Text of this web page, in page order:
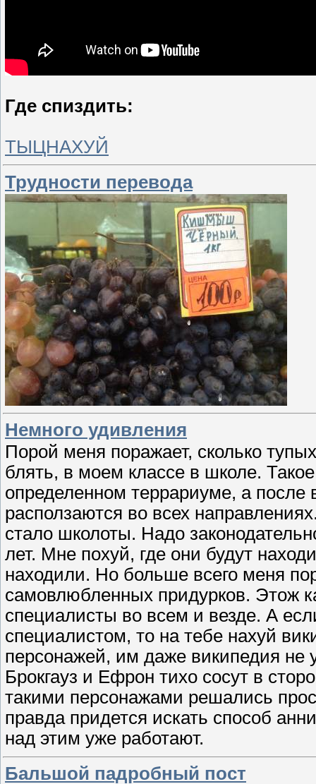
Где спиздить:
ТЫЦНАХУЙ
Трудности перевода
Немного удивления
Порой меня поражает, сколько
блять, в моем классе в школе.
определенном террариуме, а
расползаются во всех
стало школоты. Надо
лет. Мне похуй, где они будут
находили. Но больше всего меня
самовлюбленных придурков. Этож
специалисты во всем и везде. А
специалистом, то на тебе нахуй
персонажей, им даже википедия не
Брокгауз и Ефрон тихо сосут в
такими персонажами решались
правда придется искать способ
над этим уже работают.
Бальшой падробный пост